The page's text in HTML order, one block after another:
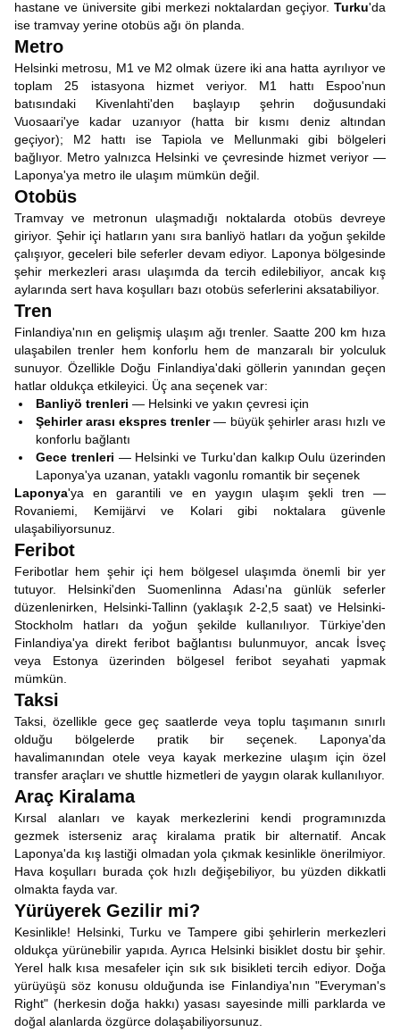
hastane ve üniversite gibi merkezi noktalardan geçiyor. Turku'da
ise tramvay yerine otobüs ağı ön planda.
Metro
Helsinki metrosu, M1 ve M2 olmak üzere iki ana hatta ayrılıyor ve
toplam 25 istasyona hizmet veriyor. M1 hattı Espoo'nun
batısındaki Kivenlahti'den başlayıp şehrin doğusundaki
Vuosaari'ye kadar uzanıyor (hatta bir kısmı deniz altından
geçiyor); M2 hattı ise Tapiola ve Mellunmaki gibi bölgeleri
bağlıyor. Metro yalnızca Helsinki ve çevresinde hizmet veriyor —
Laponya'ya metro ile ulaşım mümkün değil.
Otobüs
Tramvay ve metronun ulaşmadığı noktalarda otobüs devreye
giriyor. Şehir içi hatların yanı sıra banliyö hatları da yoğun şekilde
çalışıyor, geceleri bile seferler devam ediyor. Laponya bölgesinde
şehir merkezleri arası ulaşımda da tercih edilebiliyor, ancak kış
aylarında sert hava koşulları bazı otobüs seferlerini aksatabiliyor.
Tren
Finlandiya'nın en gelişmiş ulaşım ağı trenler. Saatte 200 km hıza
ulaşabilen trenler hem konforlu hem de manzaralı bir yolculuk
sunuyor. Özellikle Doğu Finlandiya'daki göllerin yanından geçen
hatlar oldukça etkileyici. Üç ana seçenek var:
Banliyö trenleri — Helsinki ve yakın çevresi için
Şehirler arası ekspres trenler— büyük şehirler arası hızlı ve
konforlu bağlantı
Gece trenleri — Helsinki ve Turku'dan kalkıp Oulu üzerinden
Laponya'ya uzanan, yataklı vagonlu romantik bir seçenek
Laponya'ya en garantili ve en yaygın ulaşım şekli tren —
Rovaniemi, Kemijärvi ve Kolari gibi noktalara güvenle
ulaşabiliyorsunuz.
Feribot
Feribotlar hem şehir içi hem bölgesel ulaşımda önemli bir yer
tutuyor. Helsinki'den Suomenlinna Adası'na günlük seferler
düzenlenirken, Helsinki-Tallinn (yaklaşık 2-2,5 saat) ve Helsinki-
Stockholm hatları da yoğun şekilde kullanılıyor. Türkiye'den
Finlandiya'ya direkt feribot bağlantısı bulunmuyor, ancak İsveç
veya Estonya üzerinden bölgesel feribot seyahati yapmak
mümkün.
Taksi
Taksi, özellikle gece geç saatlerde veya toplu taşımanın sınırlı
olduğu bölgelerde pratik bir seçenek. Laponya'da
havalimanından otele veya kayak merkezine ulaşım için özel
transfer araçları ve shuttle hizmetleri de yaygın olarak kullanılıyor.
Araç Kiralama
Kırsal alanları ve kayak merkezlerini kendi programınızda
gezmek isterseniz araç kiralama pratik bir alternatif. Ancak
Laponya'da kış lastiği olmadan yola çıkmak kesinlikle önerilmiyor.
Hava koşulları burada çok hızlı değişebiliyor, bu yüzden dikkatli
olmakta fayda var.
Yürüyerek Gezilir mi?
Kesinlikle! Helsinki, Turku ve Tampere gibi şehirlerin merkezleri
oldukça yürünebilir yapıda. Ayrıca Helsinki bisiklet dostu bir şehir.
Yerel halk kısa mesafeler için sık sık bisikleti tercih ediyor. Doğa
yürüyüşü söz konusu olduğunda ise Finlandiya'nın "Everyman's
Right" (herkesin doğa hakkı) yasası sayesinde milli parklarda ve
doğal alanlarda özgürce dolaşabiliyorsunuz.